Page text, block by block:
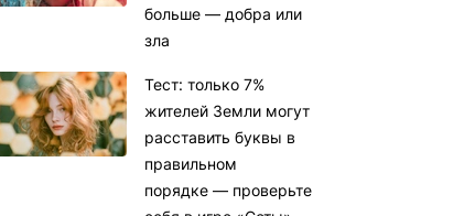
больше — добра или
зла
Тест: только 7%
жителей Земли могут
расставить буквы в
правильном
порядке — проверьте